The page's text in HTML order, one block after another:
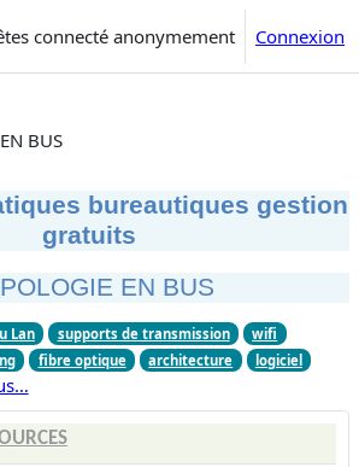
connecté anonymement Connexion
BUS
bureautiques gestion
gratuits
EN BUS
Lan supports de transmission
wifi
fibre optique architecture
logiciel